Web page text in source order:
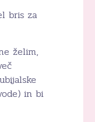
bris za
želim,
in bi